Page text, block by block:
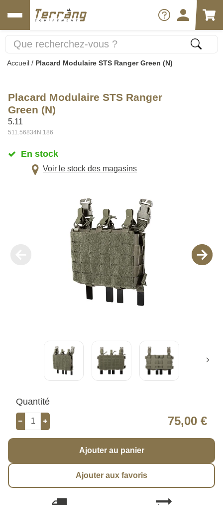
Accueil / Placard Modulaire STS Ranger Green (N)
Placard Modulaire STS Ranger
Green (N)
5.11
511.56834N.186
En stock
Voir le stock des magasins
Quantité
75,00 €
Ajouter au panier
Ajouter aux favoris